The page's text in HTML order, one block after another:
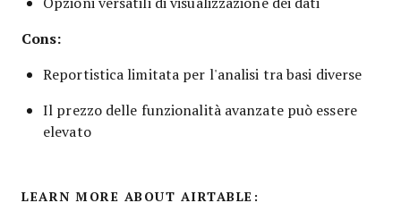
Cons:
Reportistica limitata per l'analisi tra basi diverse
Il prezzo delle funzionalità avanzate può essere
elevato
LEARN MORE ABOUT AIRTABLE: